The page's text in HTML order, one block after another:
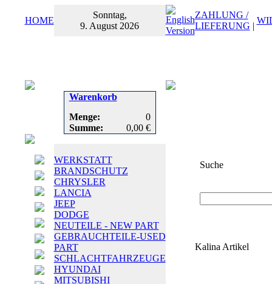
HOME
Sonntag,
9. August 2026
ZAHLUNG /
LIEFERUNG |
Warenkorb
Menge:
0
Summe:
0,00 €
WERKSTATT
BRANDSCHUTZ
CHRYSLER
LANCIA
JEEP
DODGE
NEUTEILE - NEW PART
GEBRAUCHTEILE-USED
PART
SCHLACHTFAHRZEUGE
HYUNDAI
MITSUBISHI
Suche
Kalina Artikel